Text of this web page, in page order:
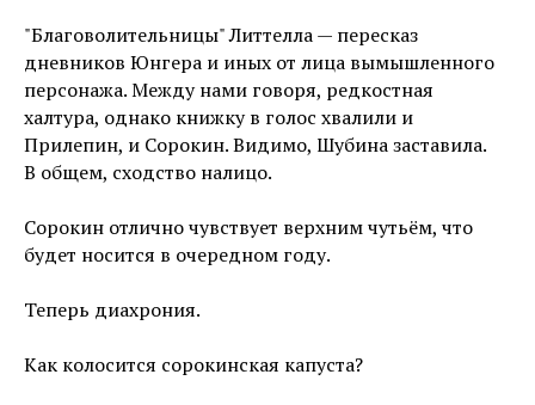
"Благоволительницы" Литтелла — пересказ
дневников Юнгера и иных от лица вымышленного
персонажа. Между нами говоря, редкостная
халтура, однако книжку в голос хвалили и
Прилепин, и Сорокин. Видимо, Шубина заставила.
В общем, сходство налицо.
Сорокин отлично чувствует верхним чутьём, что
будет носится в очередном году.
Теперь диахрония.
Как колосится сорокинская капуста?